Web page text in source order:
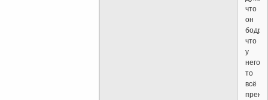
что
он
что
у
него-
то
всё